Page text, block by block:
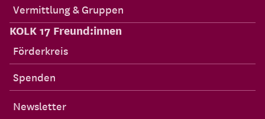
Vermittlung & Gruppen
KOLK 17 Freund:innen
Förderkreis
Spenden
Newsletter